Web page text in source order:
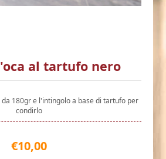
al tartufo nero
180gr e l'intingolo a base di tartufo per
condirlo
€10,00